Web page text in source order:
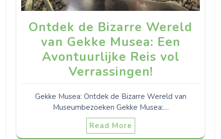
Ontdek de Bizarre Wereld
van Gekke Musea: Een
Avontuurlijke Reis vol
Verrassingen!
Gekke Musea: Ontdek de Bizarre Wereld van
Museumbezoeken Gekke Musea:…
Read More